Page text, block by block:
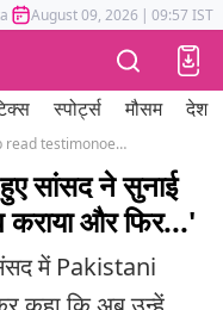
Mumbai Tak Astrotak
August 09, 2026 | 09:57 IST
स्पोर्ट्स मौसम देश
Rupert Lowe british mp read testimonoes of pak based grooming gangs in uk
सांसद ने सुनाई
कराया और फिर...'
में Pakistani